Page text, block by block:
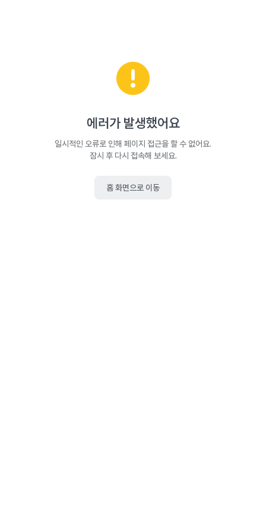
에러가 발생했어요
일시적인 오류로 인해 페이지 접근을 할 수 없어요.
잠시 후 다시 접속해 보세요.
홈 화면으로 이동